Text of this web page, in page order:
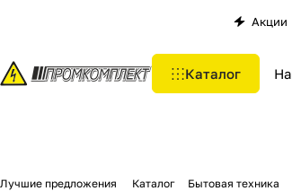
Акции
Каталог
Лучшие предложения Каталог Бытовая техника